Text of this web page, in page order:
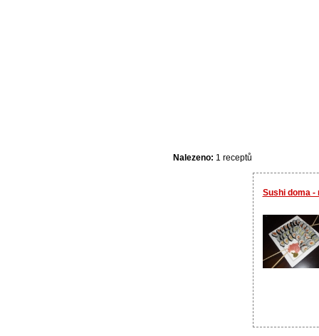
Nalezeno: 1 receptů
Sushi doma -